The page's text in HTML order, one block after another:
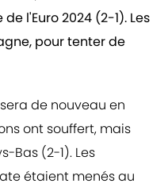
l'Euro 2024 (2-1). Les
pour tenter de
de nouveau en
ont souffert, mais
Bas (2-1). Les
étaient menés au